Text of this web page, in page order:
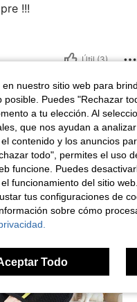
!!!
Útil (3)
nuestro sitio web para
Puedes "Rechazar
a tu elección. Al
que nos ayudan a
contenido y los anuncios
todo", permites el uso
funcione. Puedes
funcionamiento del sitio
tus configuraciones de
sobre cómo
Todo